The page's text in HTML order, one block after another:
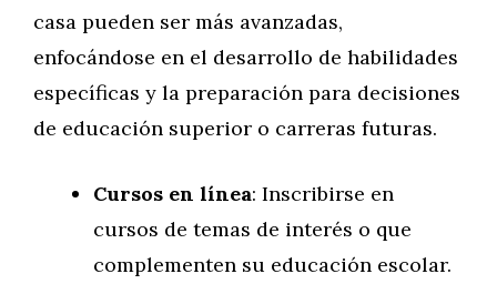
casa pueden ser más avanzadas,
enfocándose en el desarrollo de habilidades
específicas y la preparación para decisiones
de educación superior o carreras futuras.
Cursos en línea: Inscribirse en
cursos de temas de interés o que
complementen su educación escolar.